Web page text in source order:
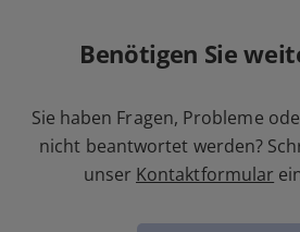
Benötigen Sie
Sie haben Fragen, Probleme
nicht beantwortet werden?
unser Kontaktformular